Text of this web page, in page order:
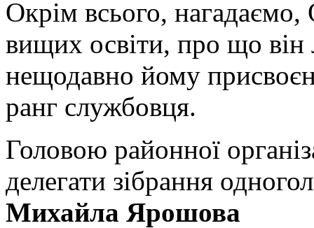
Окрім всього,
вищих освіти, про що він
нещодавно йому
ранг службовця.
Головою районної
делегати зібрання
Михайла Ярошова